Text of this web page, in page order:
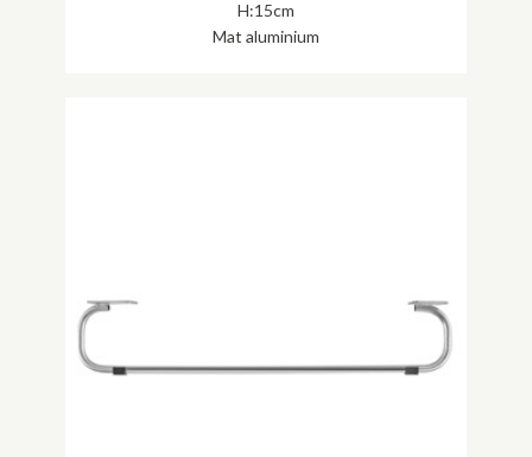
H:15cm
Mat aluminium